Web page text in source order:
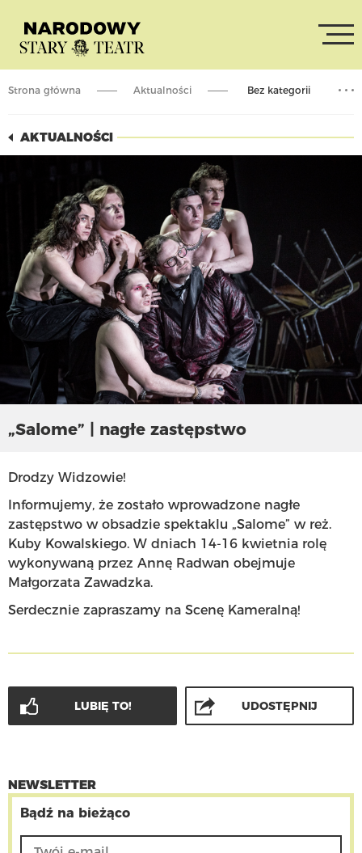
Strona główna Bez kategorii
Aktualności
AKTUALNOŚCI
„Salome” | nagłe zastępstwo
Drodzy Widzowie!
Informujemy, że zostało wprowadzone nagłe
zastępstwo w obsadzie spektaklu „Salome” w reż.
Kuby Kowalskiego. W dniach 14-16 kwietnia rolę
wykonywaną przez Annę Radwan obejmuje
Małgorzata Zawadzka.
Serdecznie zapraszamy na Scenę Kameralną!
LUBIĘ TO! UDOSTĘPNIJ
NEWSLETTER
Bądź na bieżąco